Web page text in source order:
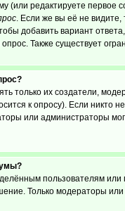
(или редактируете
. Если же вы её не видите,
добавить вариант
Также существует
только их создатели,
к опросу). Если никто
или администраторы
пользователям или
Только модераторы